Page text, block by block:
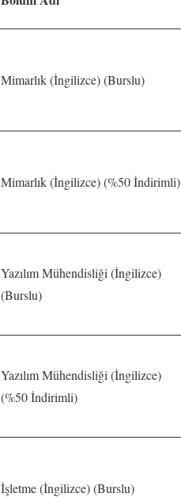
Mimarlık (İngilizce) (Burslu)
Mimarlık (İngilizce) (%50 İndirimli)
Yazılım Mühendisliği (İngilizce)
(Burslu)
Yazılım Mühendisliği (İngilizce)
(%50 İndirimli)
İşletme (İngilizce) (Burslu)